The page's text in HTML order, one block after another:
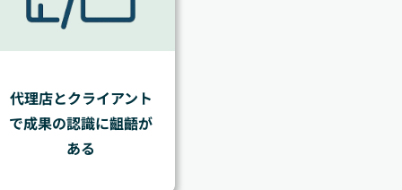
代理店とクライアント
で成果の認識に齟齬が
ある